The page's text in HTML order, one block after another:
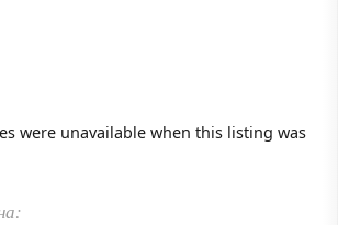
were unavailable when this listing was